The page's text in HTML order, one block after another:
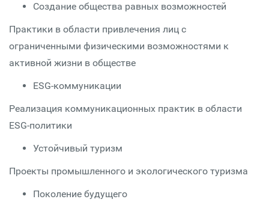
Создание общества равных возможностей
Практики в области привлечения лиц с
ограниченными физическими возможностями к
активной жизни в обществе
ESG-коммуникации
Реализация коммуникационных практик в области
ESG-политики
Устойчивый туризм
Проекты промышленного и экологического туризма
Поколение будущего